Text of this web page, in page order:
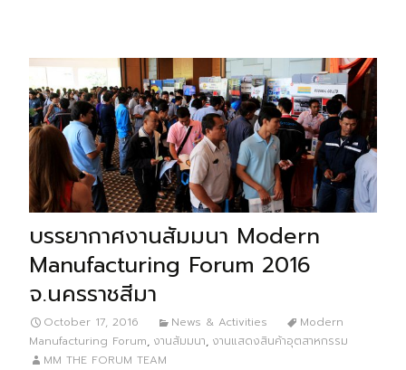
บรรยากาศงานสัมมนา Modern
Manufacturing Forum 2016
จ.นครราชสีมา
October 17, 2016 News & Activities
Modern
Manufacturing Forum, งานสัมมนา, งานแสดงสินค้าอุตสาหกรรม
MM THE FORUM TEAM